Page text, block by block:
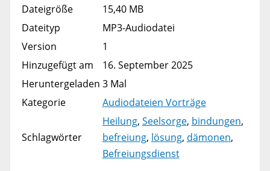
Dateigröße
15,40 MB
Dateityp
MP3-Audiodatei
Version
1
Hinzugefügt am
16. September 2025
Heruntergeladen 3 Mal
Kategorie
Audiodateien Vorträge
Schlagwörter
Heilung, Seelsorge, bindungen,
befreiung, lösung, dämonen,
Befreiungsdienst